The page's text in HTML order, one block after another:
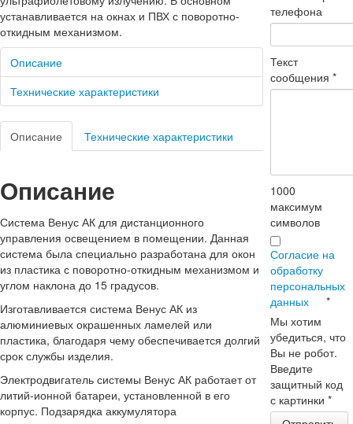
устанавливается на окнах и ПВХ с поворотно-
откидным механизмом.
Описание
Технические характеристики
Описание Технические характеристики
Описание
Система Венус АК для дистанционного
управления освещением в помещении. Данная
система была специально разработана для окон
из пластика с поворотно-откидным механизмом и
углом наклона до 15 градусов.
Изготавливается система Венус АК из
алюминиевых окрашенных ламелей или
пластика, благодаря чему обеспечивается долгий
срок службы изделия.
Электродвигатель системы Венус АК работает от
литий-ионной батареи, установленной в его
корпус. Подзарядка аккумулятора
телефона
Текст
сообщения*
1000
максимум
символов
Согласие на
обработку
персональных
данных
*
Мы хотим
убедиться, что
Вы не робот.
Введите
защитный код
с картинки*